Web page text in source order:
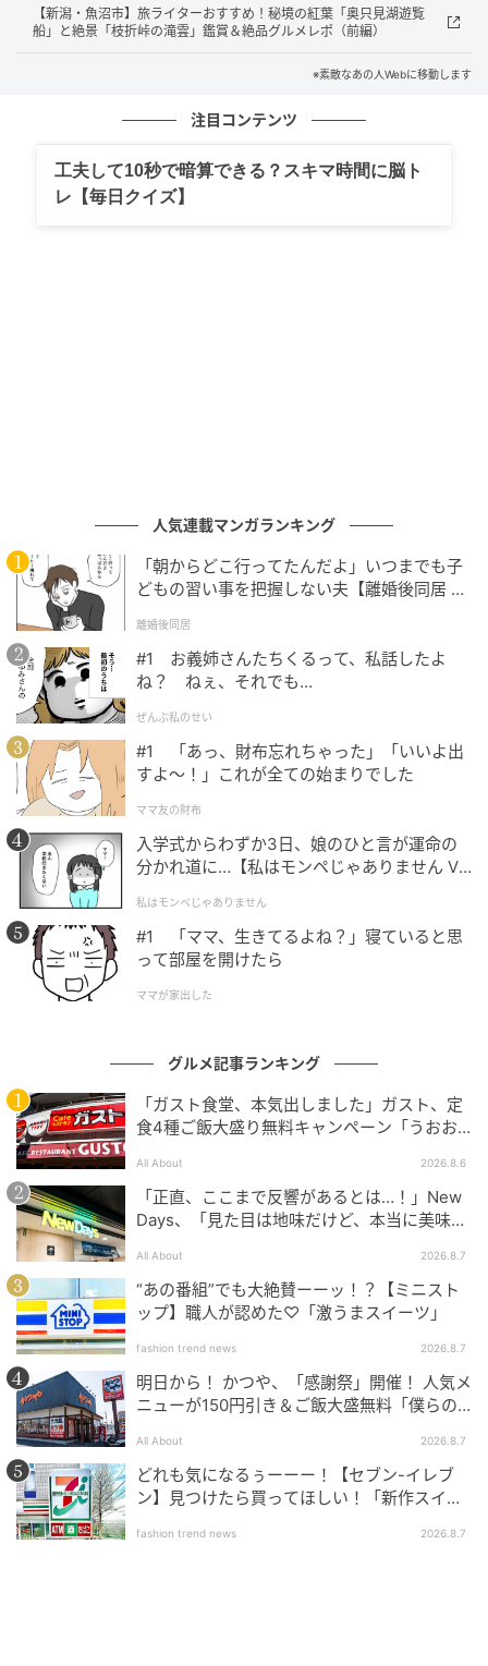
シンガポールの国花であるランの美しさに地曳さんも
素敵なあの人Web
現代的な建築のフラワードーム。
【新潟・魚沼市】旅ライターおすすめ！秘境の紅葉「奥只見湖遊覧
船」と絶景「枝折峠の滝雲」鑑賞＆絶品グルメレポ（前編）
※素敵なあの人Webに移動します
注目コンテンツ
工夫して10秒で暗算できる？スキマ時間に脳ト
レ【毎日クイズ】
人気連載マンガランキング
「朝からどこ行ってたんだよ」いつまでも子
どもの習い事を把握しない夫【離婚後同居 Vo
離婚後同居
#1 お義姉さんたちくるって、私話したよ
ね？ ねぇ、それでも…
ぜんぶ私のせい
#1 「あっ、財布忘れちゃった」「いいよ出
すよ〜！」これが全ての始まりでした
ママ友の財布
入学式からわずか3日、娘のひと言が運命の
分かれ道に…【私はモンペじゃありません Vo
私はモンペじゃありません
#1 「ママ、生きてるよね？」寝ていると思
って部屋を開けたら
ママが家出した
グルメ記事ランキング
「ガスト食堂、本気出しました」ガスト、定
食4種ご飯大盛り無料キャンペーン「うおお
All About 2026.8.6
「正直、ここまで反響があるとは…！」New
Days、「見た目は地味だけど、本当に美味し
All About 2026.8.7
“あの番組”でも大絶賛ーーッ！？【ミニスト
ップ】職人が認めた♡「激うまスイーツ」
fashion trend news 2026.8.7
明日から！ かつや、「感謝祭」開催！ 人気メ
ニューが150円引き＆ご飯大盛無料「僕らの
All About 2026.8.7
どれも気になるぅーーー！【セブン-イレブ
ン】見つけたら買ってほしい！「新作スイー
fashion trend news 2026.8.7